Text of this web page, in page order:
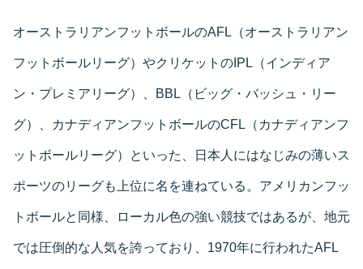
オーストラリアンフットボールのAFL（オーストラリアン
フットボールリーグ）やクリケットのIPL（インディア
ン・プレミアリーグ）、BBL（ビッグ・バッシュ・リー
グ）、カナディアンフットボールのCFL（カナディアンフ
ットボールリーグ）といった、日本人にはなじみの薄いス
ポーツのリーグも上位に名を連ねている。アメリカンフッ
トボールと同様、ローカル色の強い競技ではあるが、地元
では圧倒的な人気を誇っており、1970年に行われたAFL